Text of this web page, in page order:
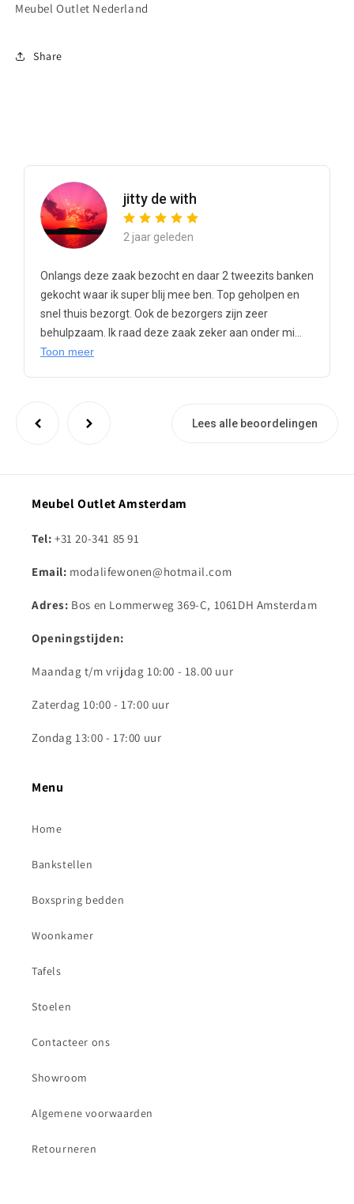
Meubel Outlet Nederland
Share
jitty de with
2 jaar geleden
Onlangs deze zaak bezocht en daar 2 tweezits banken
gekocht waar ik super blij mee ben. Top geholpen en
snel thuis bezorgt. Ook de bezorgers zijn zeer
behulpzaam. Ik raad deze zaak zeker aan onder mi...
Toon meer
Lees alle beoordelingen
Meubel Outlet Amsterdam
Tel: +31 20-341 85 91
Email: modalifewonen@hotmail.com
Adres: Bos en Lommerweg 369-C, 1061DH Amsterdam
Openingstijden:
Maandag t/m vrijdag 10:00 - 18.00 uur
Zaterdag 10:00 - 17:00 uur
Zondag 13:00 - 17:00 uur
Menu
Home
Bankstellen
Boxspring bedden
Woonkamer
Tafels
Stoelen
Contacteer ons
Showroom
Algemene voorwaarden
Retourneren